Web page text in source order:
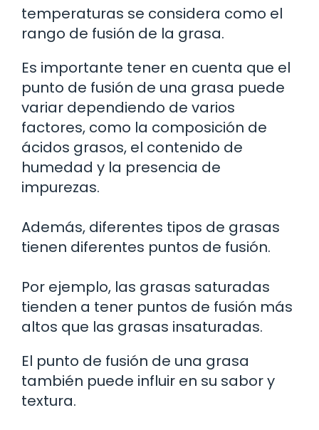
temperaturas se considera como el
rango de fusión de la grasa.
Es importante tener en cuenta que el
punto de fusión de una grasa puede
variar dependiendo de varios
factores, como la composición de
ácidos grasos, el contenido de
humedad y la presencia de
impurezas.
Además, diferentes tipos de grasas
tienen diferentes puntos de fusión.
Por ejemplo, las grasas saturadas
tienden a tener puntos de fusión más
altos que las grasas insaturadas.
El punto de fusión de una grasa
también puede influir en su sabor y
textura.